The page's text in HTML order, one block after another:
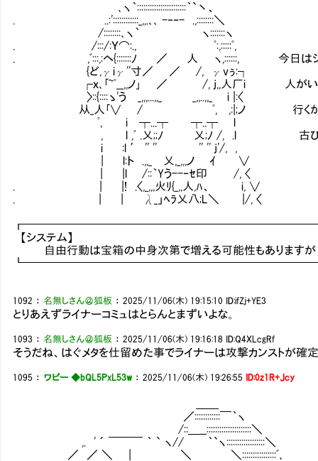
､ヽ｀:::::::::::::::::::::::｀`丶、
. ..:'::::::::::::_,,.､､ -‐‐- .,::::::::＼
/::::::::､ヽ｀ ヽ:::::::ヽ
. /:::/:Ｙ⌒:., ﾟ:,:::::ﾟ,
. ,ﾞ:::,:ヘ{:::::::ﾉ ／ 人 ヽ,::::::, 今日はジムがお休
{ど,γiγ''寸／ ／ /, γvぅ:┐
┌ｘ､｢~ﾟ__,,ノ｣ ／ /, j,,人厂i 人がいれば
〉::{::::ゝ'う _,,,...,,_ _,,..,,_ i |:〈
从_人｢∨ / ﾟ, ,:|;ノ 行くか分かりません
ﾟ, i ┬...┬ ┬..┬ l
, l ,ﾞ .乂;;ﾉ 乂;ﾉ /, .l 古びた箱の中身含
i :l ′ '' '' '' '' j'/, ,
| l:ト .,,_ 乂,_,,,ノ ｲ ∨
| |l /::｀Yう--‐ｾ印 /, 〈
. | |! .〈,_,,,火ﾘ{_,,人,ﾊ、 i, ∨
. | | λ_」ﾍﾗ乂八;L＼ |/, 〈
【システム】
自由行動は宝箱の中身次第で増える可能性もありますが
1092 ： 名無しさん＠狐板 ：2025/11/06(木) 19:15:10 ID:ifZj+YE3
とりあえずライナーコミュはとらんとまずいよな。
1093 ： 名無しさん＠狐板 ：2025/11/06(木) 19:16:18 ID:Q4XLcgRf
そうだね、はぐメタを仕留めた事でライナーは攻撃カンストが確
1095 ： ワビー ◆bQL5PxL53w ：2025/11/06(木) 19:26:55 ID:0z1R+Jcy
／::::::::::::￣｀ヽ
/::＿__:::::::::::::::::::::＼
,. ' ´ ￣￣￣ ｀ ` ヽ// ｀`ヽ::::::::::::::::::＼
／ ／ ＼ | ＼ ＼::::::::::::::::ﾞ､